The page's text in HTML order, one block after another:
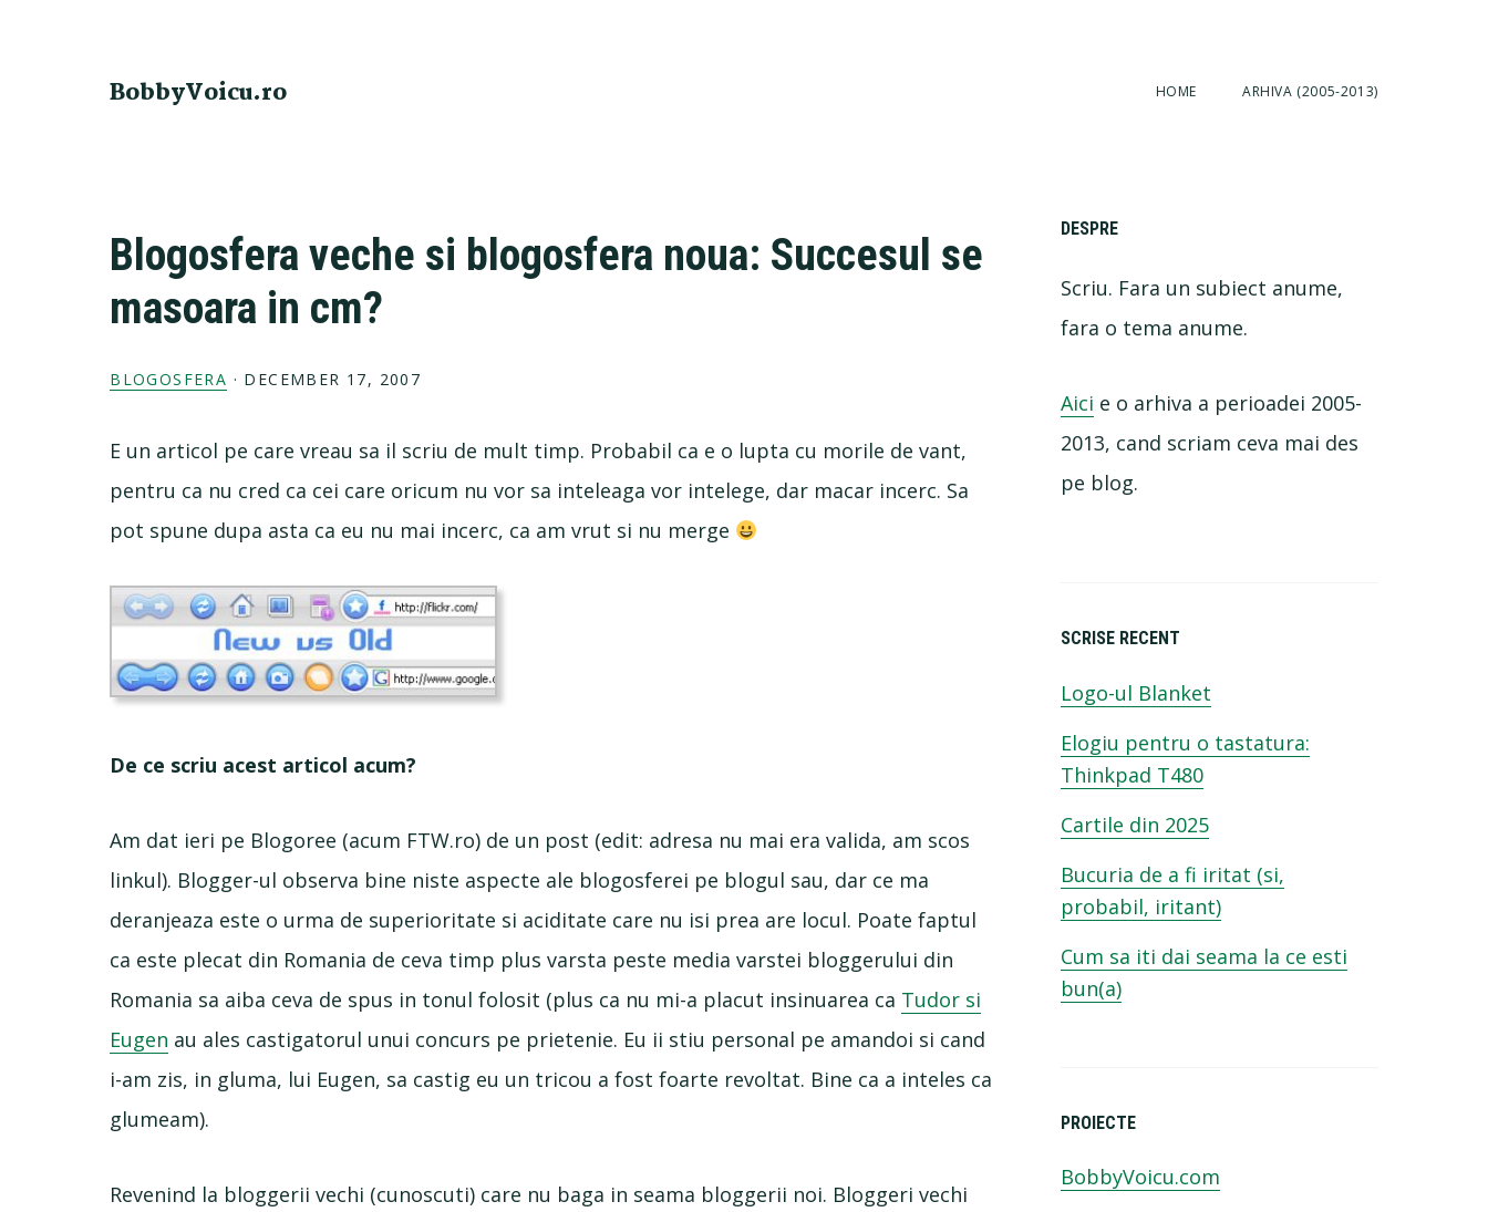
BobbyVoicu.ro HOME ARHIVA (2005-2013)
Blogosfera veche si blogosfera noua: Succesul se
masoara in cm?
BLOGOSFERA · DECEMBER 17, 2007
E un articol pe care vreau sa il scriu de mult timp. Probabil ca e o lupta cu morile de vant,
pentru ca nu cred ca cei care oricum nu vor sa inteleaga vor intelege, dar macar incerc. Sa
pot spune dupa asta ca eu nu mai incerc, ca am vrut si nu merge
De ce scriu acest articol acum?
Am dat ieri pe Blogoree (acum FTW.ro) de un post (edit: adresa nu mai era valida, am scos
linkul). Blogger-ul observa bine niste aspecte ale blogosferei pe blogul sau, dar ce ma
deranjeaza este o urma de superioritate si aciditate care nu isi prea are locul. Poate faptul
ca este plecat din Romania de ceva timp plus varsta peste media varstei bloggerului din
Romania sa aiba ceva de spus in tonul folosit (plus ca nu mi-a placut insinuarea ca Tudor si
Eugen au ales castigatorul unui concurs pe prietenie. Eu ii stiu personal pe amandoi si cand
i-am zis, in gluma, lui Eugen, sa castig eu un tricou a fost foarte revoltat. Bine ca a inteles ca
glumeam).
Revenind la bloggerii vechi (cunoscuti) care nu baga in seama bloggerii noi. Bloggeri vechi
Primary
Sidebar
DESPRE
Scriu. Fara un subiect anume,
fara o tema anume.
Aici e o arhiva a perioadei 2005-
2013, cand scriam ceva mai des
pe blog.
SCRISE RECENT
Logo-ul Blanket
Elogiu pentru o tastatura:
Thinkpad T480
Cartile din 2025
Bucuria de a fi iritat (si,
probabil, iritant)
Cum sa iti dai seama la ce esti
bun(a)
PROIECTE
BobbyVoicu.com